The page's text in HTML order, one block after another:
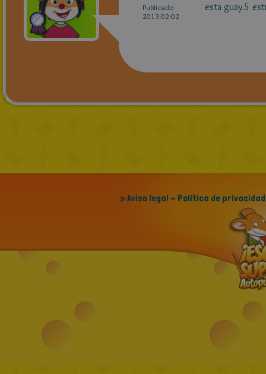
Publicado
2013-02-02
esta guay.5
» Aviso legal - Política de privacidad